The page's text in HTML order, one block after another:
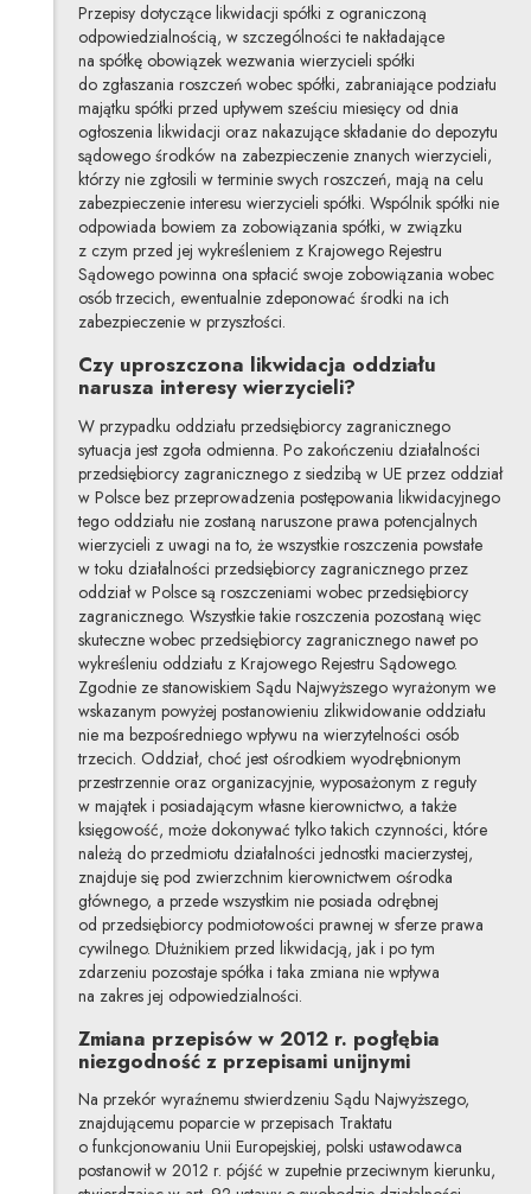
Przepisy dotyczące likwidacji spółki z ograniczoną
odpowiedzialnością, w szczególności te nakładające
na spółkę obowiązek wezwania wierzycieli spółki
do zgłaszania roszczeń wobec spółki, zabraniające podziału
majątku spółki przed upływem sześciu miesięcy od dnia
ogłoszenia likwidacji oraz nakazujące składanie do depozytu
sądowego środków na zabezpieczenie znanych wierzycieli,
którzy nie zgłosili w terminie swych roszczeń, mają na celu
zabezpieczenie interesu wierzycieli spółki. Wspólnik spółki nie
odpowiada bowiem za zobowiązania spółki, w związku
z czym przed jej wykreśleniem z Krajowego Rejestru
Sądowego powinna ona spłacić swoje zobowiązania wobec
osób trzecich, ewentualnie zdeponować środki na ich
zabezpieczenie w przyszłości.
Czy uproszczona likwidacja oddziału
narusza interesy wierzycieli?
W przypadku oddziału przedsiębiorcy zagranicznego
sytuacja jest zgoła odmienna. Po zakończeniu działalności
przedsiębiorcy zagranicznego z siedzibą w UE przez oddział
w Polsce bez przeprowadzenia postępowania likwidacyjnego
tego oddziału nie zostaną naruszone prawa potencjalnych
wierzycieli z uwagi na to, że wszystkie roszczenia powstałe
w toku działalności przedsiębiorcy zagranicznego przez
oddział w Polsce są roszczeniami wobec przedsiębiorcy
zagranicznego. Wszystkie takie roszczenia pozostaną więc
skuteczne wobec przedsiębiorcy zagranicznego nawet po
wykreśleniu oddziału z Krajowego Rejestru Sądowego.
Zgodnie ze stanowiskiem Sądu Najwyższego wyrażonym we
wskazanym powyżej postanowieniu zlikwidowanie oddziału
nie ma bezpośredniego wpływu na wierzytelności osób
trzecich. Oddział, choć jest ośrodkiem wyodrębnionym
przestrzennie oraz organizacyjnie, wyposażonym z reguły
w majątek i posiadającym własne kierownictwo, a także
księgowość, może dokonywać tylko takich czynności, które
należą do przedmiotu działalności jednostki macierzystej,
znajduje się pod zwierzchnim kierownictwem ośrodka
głównego, a przede wszystkim nie posiada odrębnej
od przedsiębiorcy podmiotowości prawnej w sferze prawa
cywilnego. Dłużnikiem przed likwidacją, jak i po tym
zdarzeniu pozostaje spółka i taka zmiana nie wpływa
na zakres jej odpowiedzialności.
Zmiana przepisów w 2012 r. pogłębia
niezgodność z przepisami unijnymi
Na przekór wyraźnemu stwierdzeniu Sądu Najwyższego,
znajdującemu poparcie w przepisach Traktatu
o funkcjonowaniu Unii Europejskiej, polski ustawodawca
postanowił w 2012 r. pójść w zupełnie przeciwnym kierunku,